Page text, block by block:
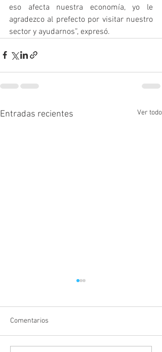
eso afecta nuestra economía, yo le
agradezco al prefecto por visitar nuestro
sector y ayudarnos”, expresó.
Entradas recientes Ver todo
Comentarios